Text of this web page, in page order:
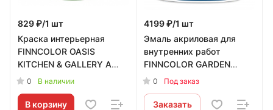
829 ₽/1 шт
Краска интерьерная
FINNCOLOR OASIS
KITCHEN & GALLERY A
матовая 0,9л Tikkurila RU
0 В наличии
В корзину
4199 ₽/1 шт
Эмаль акриловая для
внутренних работ
FINNCOLOR GARDEN
AQUA A полуматовая 2,7л
0 Под заказ
Заказать